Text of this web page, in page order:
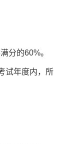
分的60%。
试年度内，所